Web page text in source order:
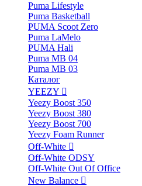
Puma Lifestyle
Puma Basketball
PUMA Scoot Zero
Puma LaMelo
PUMA Hali
Puma MB 04
Puma MB 03
Каталог
YEEZY
Yeezy Boost 350
Yeezy Boost 380
Yeezy Boost 700
Yeezy Foam Runner
Off-White
Off-White ODSY
Off-White Out Of Office
New Balance